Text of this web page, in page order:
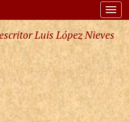
Luis López Nieves